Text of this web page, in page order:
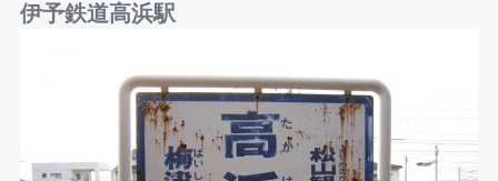
伊予鉄道高浜駅